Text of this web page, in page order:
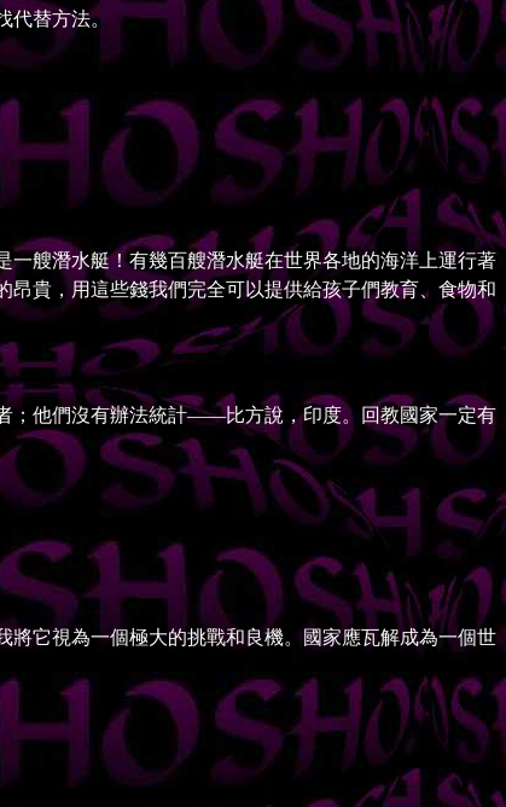
替方法。
艘潛水艇！有幾百艘潛水艇在世界各地的海洋上運行著
貴，用這些錢我們完全可以提供給孩子們教育、食物和
他們沒有辦法統計——比方說，印度。回教國家一定有
它視為一個極大的挑戰和良機。國家應瓦解成為一個世